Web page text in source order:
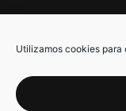
Utilizamos cookies